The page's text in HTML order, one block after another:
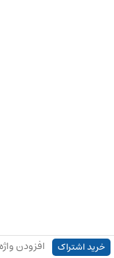
خرید اشتراک افزودن واژه